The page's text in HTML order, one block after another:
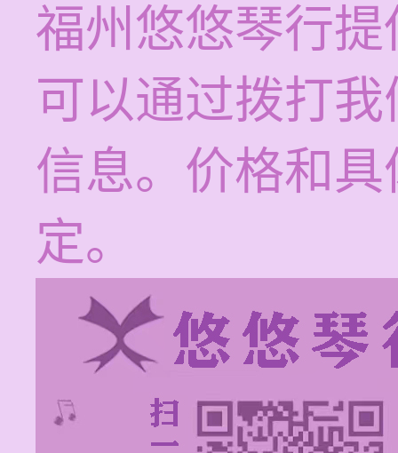
福州悠悠琴行
可以通过拨打
信息。价格和
定。